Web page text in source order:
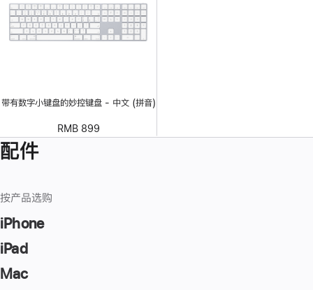
带有数字小键盘的妙控键盘 - 中文 (拼音)
RMB 899
配件
按产品选购
iPhone
iPad
Mac